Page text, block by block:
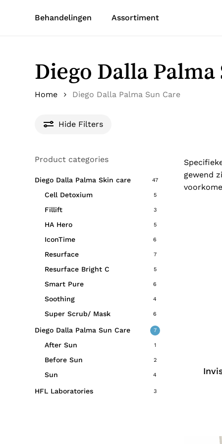
Behandelingen Assortiment
Diego Dalla Palma
Home Diego Dalla Palma Sun Care
Hide Filters
Product categories
Diego Dalla Palma Skin care 47
Cell Detoxium 5
Fillift 3
HA Hero 5
IconTime 6
Resurface 7
Resurface Bright C 5
Smart Pure 6
Soothing 4
Super Scrub/ Mask 6
Diego Dalla Palma Sun Care 7
After Sun 1
Before Sun 2
Sun 4
HFL Laboratories 3
gewend